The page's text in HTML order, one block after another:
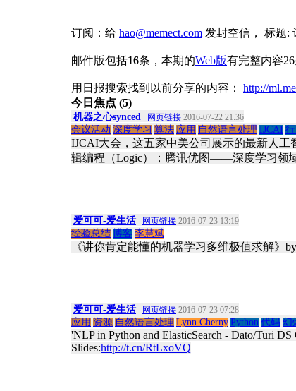
订阅：给 hao@memect.com 发封空信， 标题:
邮件版包括16条，本期的Web版有完整内容
用日报搜索找到以前分享的内容： http://
今日焦点 (5)
机器之心synced 网页链接 2016-07-22 21:36
会议活动 深度学习 算法 应用 自然语言处理 IJCAI
IJCAI大会，这五家中美公司展示的最新人工
辑编程（Logic）；腾讯优图——深度学习领
爱可可-爱生活 网页链接 2016-07-23 13:19
经验总结 博客 李慧斌
《讲你肯定能懂的机器学习多维极值求解》
爱可可-爱生活 网页链接 2016-07-23 07:28
应用 资源 自然语言处理 Lynn Cherny Python 代码 幻
'NLP in Python and ElasticSearch - Dato/Turi
Slides:http://t.cn/RtLxoVQ